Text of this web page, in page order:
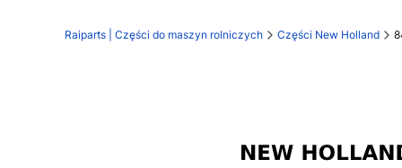
Raiparts | Części do maszyn rolniczych Części New Holland